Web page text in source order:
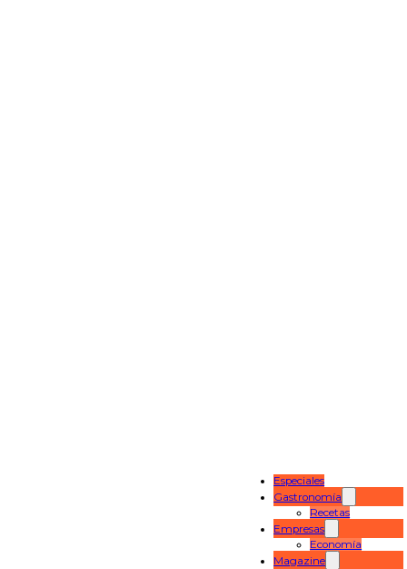
Especiales
Gastronomía
Recetas
Empresas
Economía
Magazine